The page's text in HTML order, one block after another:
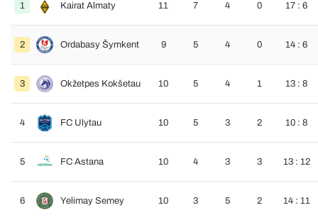
1 Kairat Almaty 11 7 4 0 17 : 6
2 Ordabasy Šymkent 9 5 4 0 14 : 6
3 Okžetpes Kokšetau 10 5 4 1 13 : 8
4 FC Ulytau 10 5 3 2 10 : 8
5 FC Astana 10 4 3 3 13 : 12
6 Yelimay Semey 10 3 5 2 14 : 11